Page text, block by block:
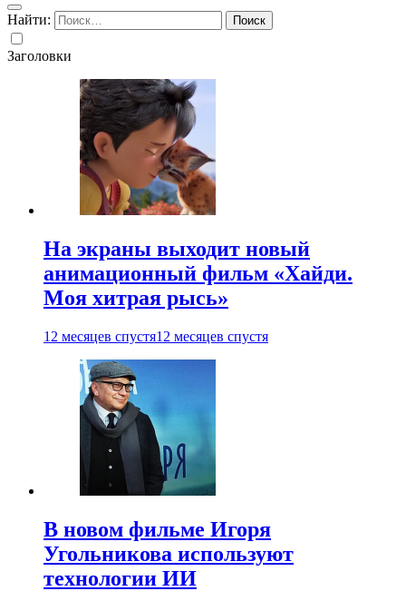
Найти:
Заголовки
На экраны выходит новый
анимационный фильм «Хайди.
Моя хитрая рысь»
12 месяцев спустя12 месяцев спустя
В новом фильме Игоря
Угольникова используют
технологии ИИ